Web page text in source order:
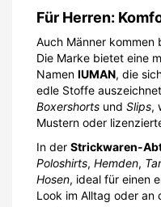
Für Herren:
Auch Männer kommen
Die Marke bietet eine
Namen IUMAN, die
edle Stoffe
Boxershorts und Slips,
Mustern oder
In der Strickwaren-
Poloshirts, Hemden,
Hosen, ideal für einen
Look im Alltag oder an